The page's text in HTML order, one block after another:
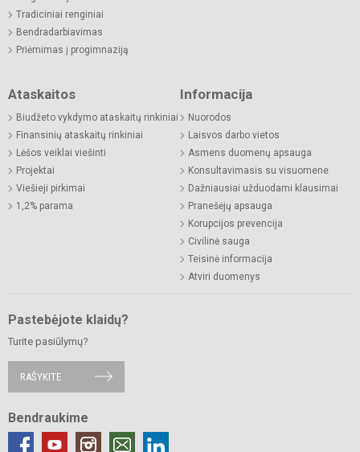
Tradiciniai renginiai
Bendradarbiavimas
Priėmimas į progimnaziją
Ataskaitos
Biudžeto vykdymo ataskaitų rinkiniai
Finansinių ataskaitų rinkiniai
Lėšos veiklai viešinti
Projektai
Viešieji pirkimai
1,2% parama
Informacija
Nuorodos
Laisvos darbo vietos
Asmens duomenų apsauga
Konsultavimasis su visuomene
Dažniausiai užduodami klausimai
Pranešėjų apsauga
Korupcijos prevencija
Civilinė sauga
Teisinė informacija
Atviri duomenys
Pastebėjote klaidų?
Turite pasiūlymų?
RAŠYKITE
Bendraukime